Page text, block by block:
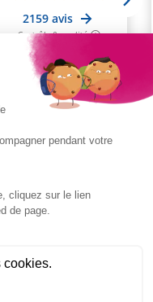
2 ÉCHANTILLONS